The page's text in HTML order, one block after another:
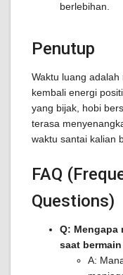
berlebihan.
Penutup
Waktu luang
kembali energi
yang bijak, hobi
terasa
waktu santai kalian
FAQ
Questions)
Q: Mengapa
saat
A: